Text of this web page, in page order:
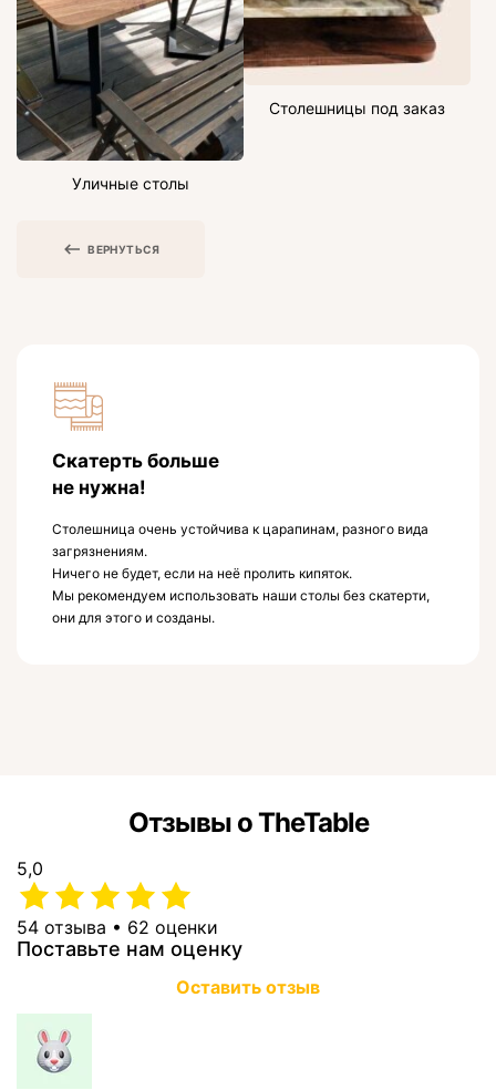
Уличные столы
Столешницы под заказ
ВЕРНУТЬСЯ
Скатерть больше
не нужна!
Столешница очень устойчива к царапинам, разного вида
загрязнениям.
Ничего не будет, если на неё пролить кипяток.
Мы рекомендуем использовать наши столы без скатерти,
они для этого и созданы.
Отзывы о TheTable
5,0
54 отзыва • 62 оценки
Поставьте нам оценку
Оставить отзыв